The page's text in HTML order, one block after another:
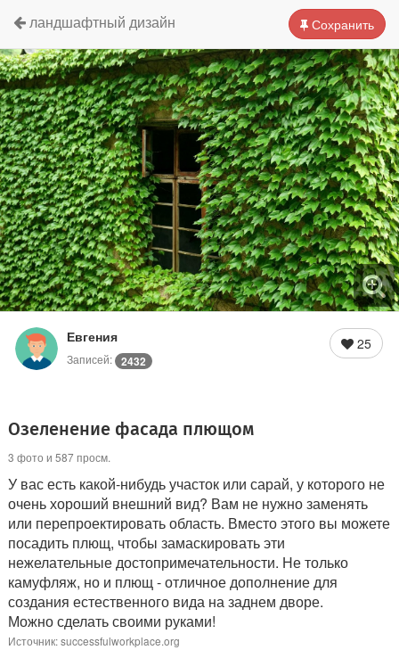
Сохранить
ландшафтный дизайн
Евгения
Записей: 2432
25
Озеленение фасада плющом
3 фото и 587 просм.
У вас есть какой-нибудь участок или сарай, у которого не
очень хороший внешний вид? Вам не нужно заменять
или перепроектировать область. Вместо этого вы можете
посадить плющ, чтобы замаскировать эти
нежелательные достопримечательности. Не только
камуфляж, но и плющ - отличное дополнение для
создания естественного вида на заднем дворе.
Можно сделать своими руками!
Источник: successfulworkplace.org